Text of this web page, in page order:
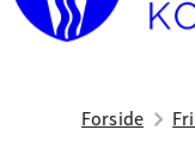
Forside